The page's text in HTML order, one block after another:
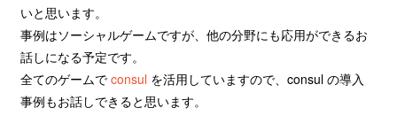
いと思います。
事例はソーシャルゲームですが、他の分野にも応用ができるお
話しになる予定です。
全てのゲームでconsul を活用していますので、consul の導入
事例もお話しできると思います。